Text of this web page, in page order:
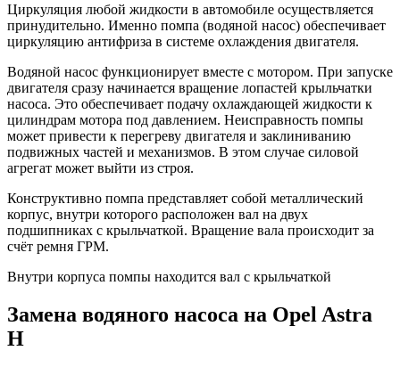
Циркуляция любой жидкости в автомобиле осуществляется
принудительно. Именно помпа (водяной насос) обеспечивает
циркуляцию антифриза в системе охлаждения двигателя.
Водяной насос функционирует вместе с мотором. При запуске
двигателя сразу начинается вращение лопастей крыльчатки
насоса. Это обеспечивает подачу охлаждающей жидкости к
цилиндрам мотора под давлением. Неисправность помпы
может привести к перегреву двигателя и заклиниванию
подвижных частей и механизмов. В этом случае силовой
агрегат может выйти из строя.
Конструктивно помпа представляет собой металлический
корпус, внутри которого расположен вал на двух
подшипниках с крыльчаткой. Вращение вала происходит за
счёт ремня ГРМ.
Внутри корпуса помпы находится вал с крыльчаткой
Замена водяного насоса на Opel Astra
H